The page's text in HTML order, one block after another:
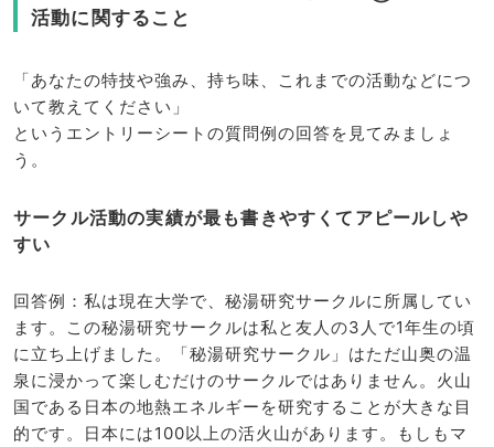
活動に関すること
「あなたの特技や強み、持ち味、これまでの活動などにつ
いて教えてください」
というエントリーシートの質問例の回答を見てみましょ
う。
サークル活動の実績が最も書きやすくてアピールしや
すい
回答例：私は現在大学で、秘湯研究サークルに所属してい
ます。この秘湯研究サークルは私と友人の3人で1年生の頃
に立ち上げました。「秘湯研究サークル」はただ山奥の温
泉に浸かって楽しむだけのサークルではありません。火山
国である日本の地熱エネルギーを研究することが大きな目
的です。日本には100以上の活火山があります。もしもマ